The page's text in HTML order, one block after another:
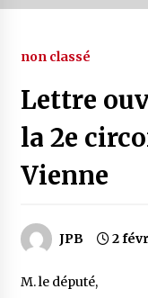
non classé
Lettre
la 2e
Vienne
JPB 2
M. le député,